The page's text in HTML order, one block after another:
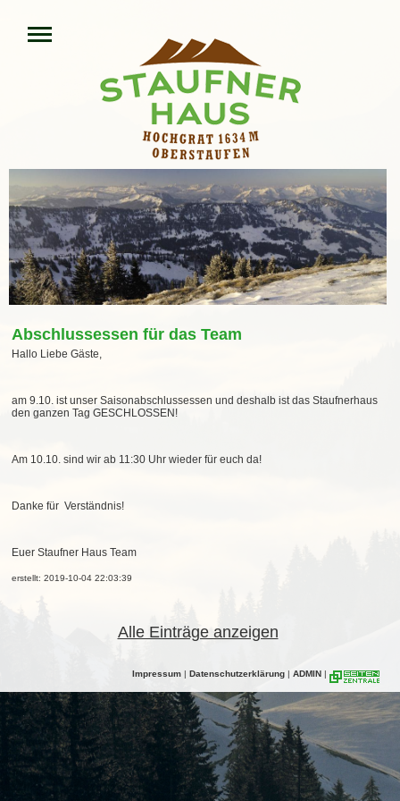
Abschlussessen für das Team
Hallo Liebe Gäste,
am 9.10. ist unser Saisonabschlussessen und deshalb ist das Staufnerhaus
den ganzen Tag GESCHLOSSEN!
Am 10.10. sind wir ab 11:30 Uhr wieder für euch da!
Danke für Verständnis!
Euer Staufner Haus Team
erstellt: 2019-10-04 22:03:39
Alle Einträge anzeigen
Impressum | Datenschutzerklärung | ADMIN |